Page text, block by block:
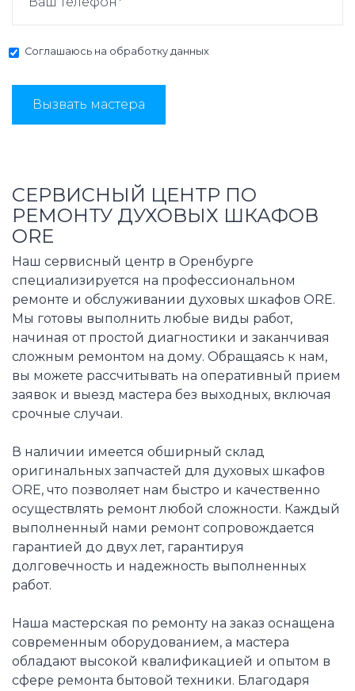
Соглашаюсь на обработку данных
Вызвать мастера
СЕРВИСНЫЙ ЦЕНТР ПО
РЕМОНТУ ДУХОВЫХ ШКАФОВ
ORE
Наш сервисный центр в Оренбурге
специализируется на профессиональном
ремонте и обслуживании духовых шкафов ORE.
Мы готовы выполнить любые виды работ,
начиная от простой диагностики и заканчивая
сложным ремонтом на дому. Обращаясь к нам,
вы можете рассчитывать на оперативный прием
заявок и выезд мастера без выходных, включая
срочные случаи.
В наличии имеется обширный склад
оригинальных запчастей для духовых шкафов
ORE, что позволяет нам быстро и качественно
осуществлять ремонт любой сложности. Каждый
выполненный нами ремонт сопровождается
гарантией до двух лет, гарантируя
долговечность и надежность выполненных
работ.
Наша мастерская по ремонту на заказ оснащена
современным оборудованием, а мастера
обладают высокой квалификацией и опытом в
сфере ремонта бытовой техники. Благодаря